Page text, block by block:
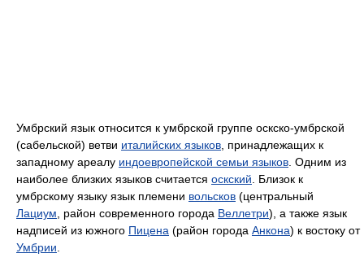
Умбрский язык относится к умбрской группе оскско-умбрской
(сабельской) ветви италийских языков , принадлежащих к
западному ареалу индоевропейской семьи языков . Одним из
наиболее близких языков считается оскский . Близок к
умбрскому языку язык племени вольсков (центральный
Лациум , район современного города Веллетри), а также язык
надписей из южного Пицена (район города Анкона) к востоку от
Умбрии